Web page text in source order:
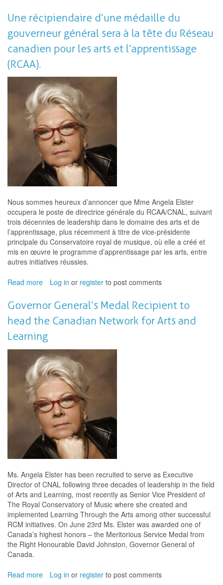
are
pleased
to
Dr.
for
our
next
Eduarts
Hub
in
Kingston
Une récipiendaire d’une médaille du
gouverneur général sera à la tête du Réseau
canadien pour les arts et l’apprentissage
(RCAA).
Nous sommes heureux d’annoncer que Mme Angela Elster
occupera le poste de directrice générale du RCAA/CNAL, suivant
trois décennies de leadership dans le domaine des arts et de
l’apprentissage, plus récemment à titre de vice-présidente
principale du Conservatoire royal de musique, où elle a créé et
mis en œuvre le programme d’apprentissage par les arts, entre
autres initiatives réussies.
Read more about
récipiendaire
d’une
médaille
du
gouverneur
général
sera
à
la
tête
du
Réseau
canadien
pour
les
arts
et
l’apprentissage
(RCAA).
Log in or register to post comments
Governor General’s Medal Recipient to
head the Canadian Network for Arts and
Learning
Ms. Angela Elster has been recruited to serve as Executive
Director of CNAL following three decades of leadership in the field
of Arts and Learning, most recently as Senior Vice President of
The Royal Conservatory of Music where she created and
implemented Learning Through the Arts among other successful
RCM initiatives. On June 23rd Ms. Elster was awarded one of
Canada’s highest honors – the Meritorious Service Medal from
the Right Honourable David Johnston, Governor General of
Canada.
Read more about
Log in or register to post comments